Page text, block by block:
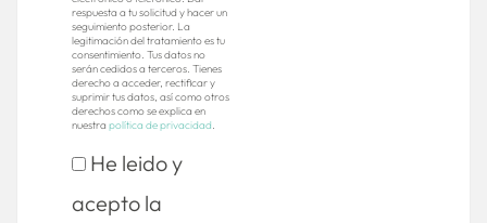
respuesta a tu solicitud y hacer un
seguimiento posterior. La
legitimación del tratamiento es tu
consentimiento. Tus datos no
serán cedidos a terceros. Tienes
derecho a acceder, rectificar y
suprimir tus datos, así como otros
derechos como se explica en
nuestra política de privacidad.
He leido y
acepto la